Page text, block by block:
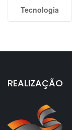
Tecnologia
REALIZAÇÃO